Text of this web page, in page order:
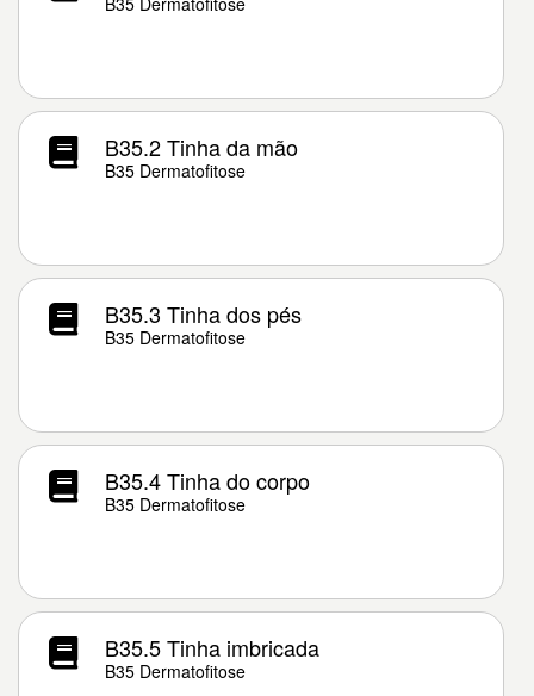
B35.2 Tinha da mão
B35 Dermatofitose
B35.3 Tinha dos pés
B35 Dermatofitose
B35.4 Tinha do corpo
B35 Dermatofitose
B35.5 Tinha imbricada
B35 Dermatofitose